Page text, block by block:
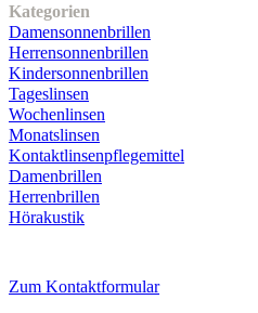
Kategorien
Damensonnenbrillen
Herrensonnenbrillen
Kindersonnenbrillen
Tageslinsen
Wochenlinsen
Monatslinsen
Kontaktlinsenpflegemittel
Damenbrillen
Herrenbrillen
Hörakustik
Zum Kontaktformular